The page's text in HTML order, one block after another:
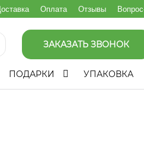
Оплата Отзывы
ЗАКАЗАТЬ ЗВОНОК
ПОДАРКИ УПАКОВКА